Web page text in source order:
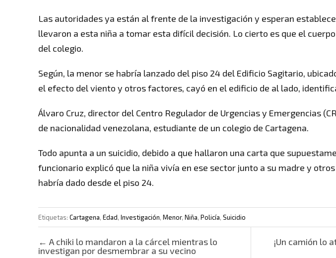
Las autoridades ya están al frente de la investigación y esperan
llevaron a esta niña a tomar esta difícil decisión. Lo cierto es que el
del colegio.
Según, la menor se habría lanzado del piso 24 del Edificio Sagitario,
el efecto del viento y otros factores, cayó en el edificio de al lado,
Álvaro Cruz, director del Centro Regulador de Urgencias y Emergencias
de nacionalidad venezolana, estudiante de un colegio de Cartagena.
Todo apunta a un suicidio, debido a que hallaron una carta que
funcionario explicó que la niña vivía en ese sector junto a su madre y
habría dado desde el piso 24.
Etiquetas: Cartagena, Edad, Investigación, Menor, Niña, Policía, Suicidio
Post navigation
← A chiki lo mandaron a la cárcel mientras lo
investigan por desmembrar a su vecino
¡Un camión lo